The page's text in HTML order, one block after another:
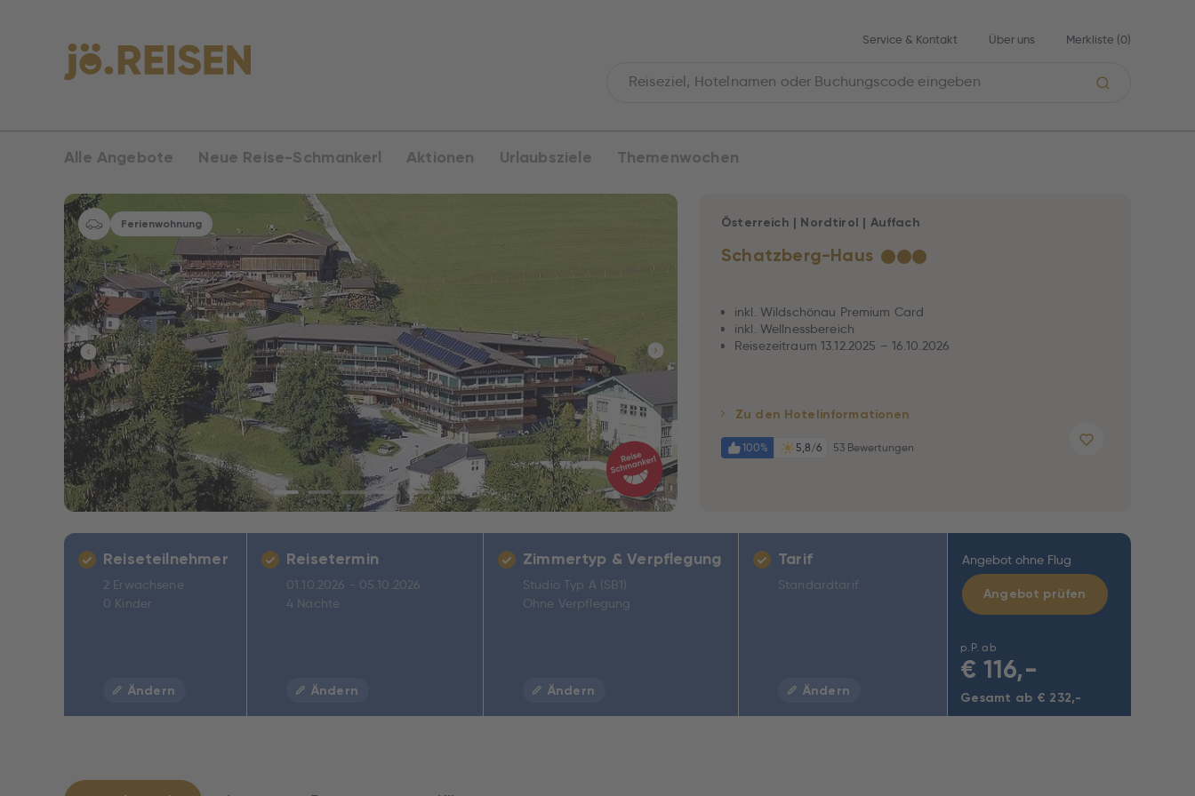
Service & Kontakt Über uns Merkliste (0)
Alle Angebote Neue Reise-Schmankerl Aktionen Urlaubsziele Themenwochen
Ferienwohnung
Schatzberg-Haus ★★★
Österreich | Nordtirol | Auffach
inkl. Wildschönau Premium Card
inkl. Wellnessbereich
Reisezeitraum 13.12.2025 – 16.10.2026
Zu den Hotelinformationen
100% 5,8/6 53 Bewertungen
Angebot ohne Flug
p.P. ab
€ 116,-
Gesamt ab € 232,-
Angebot prüfen
Reiseteilnehmer
2 Erwachsene
0 Kinder
Ändern
Reisetermin
01.10.2026 - 05.10.2026
4 Nächte
Ändern
Zimmertyp & Verpflegung
Studio Typ A (SB1)
Ohne Verpflegung
Ändern
Tarif
Standardtarif
Ändern